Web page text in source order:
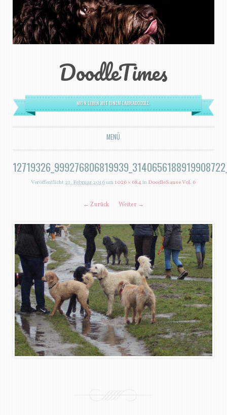
DoodleTimes
MEIN LEBEN MIT EINEM LABRADOODLE.
MENÜ
ZUM INHALT SPRINGEN
Veröffentlicht21. Februar 2016um1026 × 684inDoodleSause Vol. 6
← Zurück Weiter →